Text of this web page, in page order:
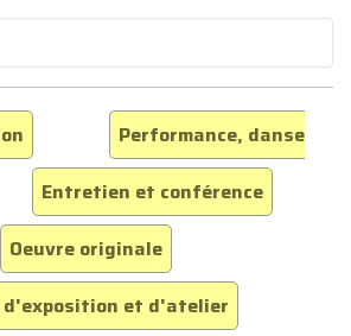
Performance, danse
Entretien et conférence
Oeuvre originale
et d'atelier